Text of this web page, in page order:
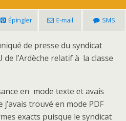
Épingler E-mail SMS
de presse du syndicat
de l’Ardèche relatif à la classe
en mode texte et avais
j’avais trouvé en mode PDF
exacts puisque le syndicat